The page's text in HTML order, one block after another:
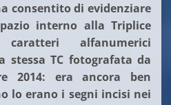
consentito di evidenziare
interno alla Triplice
alfanumerici
stessa TC fotografata da
2014: era ancora ben
lo erano i segni incisi nei